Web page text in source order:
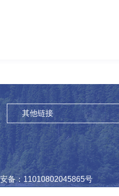
其他链接
备：11010802045865号